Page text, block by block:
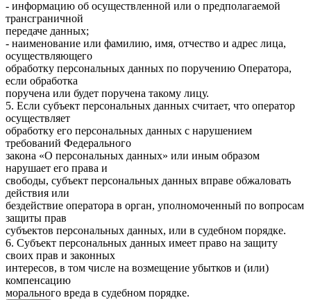
- информацию об осуществленной или о предполагаемой
трансграничной
передаче данных;
- наименование или фамилию, имя, отчество и адрес лица,
осуществляющего
обработку персональных данных по поручению Оператора,
если обработка
поручена или будет поручена такому лицу.
5. Если субъект персональных данных считает, что оператор
осуществляет
обработку его персональных данных с нарушением
требований Федерального
закона «О персональных данных» или иным образом
нарушает его права и
свободы, субъект персональных данных вправе обжаловать
действия или
бездействие оператора в орган, уполномоченный по вопросам
защиты прав
субъектов персональных данных, или в судебном порядке.
6. Субъект персональных данных имеет право на защиту
своих прав и законных
интересов, в том числе на возмещение убытков и (или)
компенсацию
морального вреда в судебном порядке.